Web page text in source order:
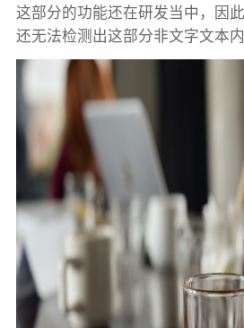
这部分的功能还在研发当中，因
还无法检测出这部分非文字文本内